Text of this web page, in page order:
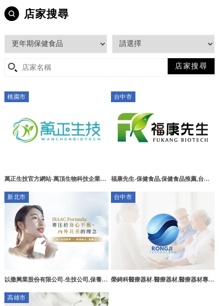
店家搜尋
桃園市
萬正生技官方網站-萬頂生物科技企業社
台中市
福康先生-保健食品,保健食品推薦,台中
新北市
以撒興業股份有限公司-生技公司,保養品
保養品推薦,新店保健食品推薦
台中市
榮錡科醫療器材-醫療器材,醫療器材專賣
高雄市